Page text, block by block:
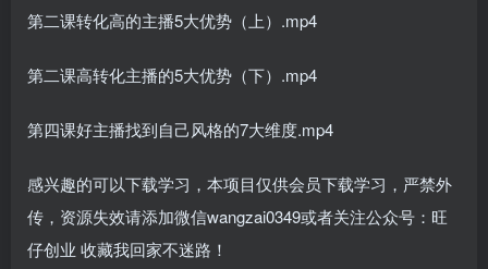
第二课转化高的主播5大优势（上）.mp4
第二课高转化主播的5大优势（下）.mp4
第四课好主播找到自己风格的7大维度.mp4
感兴趣的可以下载学习，本项目仅供会员下载学习，严禁外
传，资源失效请添加微信wangzai0349或者关注公众号：旺
仔创业 收藏我回家不迷路！